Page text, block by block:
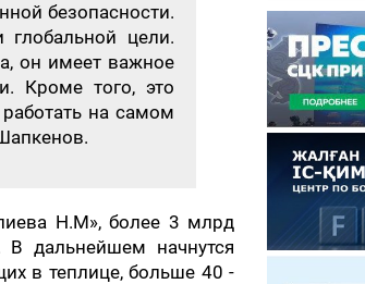
безопасности.
цели.
он имеет важное
Кроме того, это
на самом
Н.М», более 3 млрд
В дальнейшем начнутся
в теплице, больше 40 -